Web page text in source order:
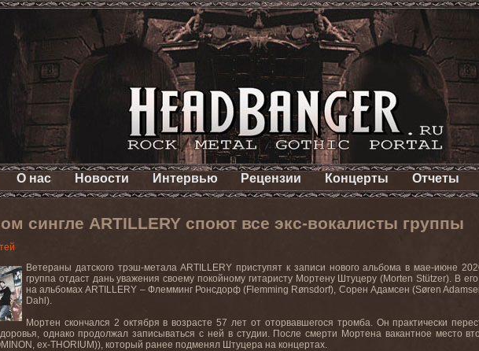
О нас Новости Интервью Рецензии Концерты Отчеты
сингле ARTILLERY споют все экс-вокалисты группы
Ветераны датского трэш-металаARTILLERY приступят к записи нового альбома в мае-июне
группа отдаст дань уважения своему покойному гитаристу Мортену Штуцеру (Morten Stützer). В
на альбомахARTILLERY – Флемминг Ронсдорф (Flemming Rønsdorf), Сорен Адамсен (Søren
Dahl ).
Мортен скончался 2 октября в возрасте 57 лет от оторвавшегося тромба. Он практически
однако продолжал записываться с ней в студии. После смерти Мортена вакантное место
ex-THORIUM)), который ранее подменял Штуцера на концертах.